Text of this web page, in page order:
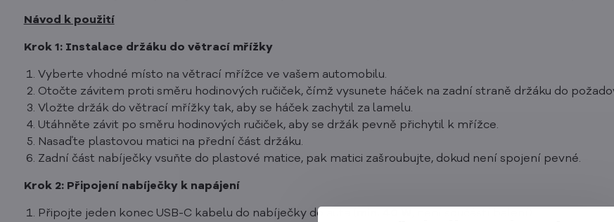
Návod k použití
Krok 1: Instalace držáku do větrací mřížky
Vyberte vhodné místo na větrací mřížce ve vašem automobilu.
Otočte závitem proti směru hodinových ručiček, čímž vysunete háček na zadní straně držáku do
Vložte držák do větrací mřížky tak, aby se háček zachytil za lamelu.
Utáhněte závit po směru hodinových ručiček, aby se držák pevně přichytil k mřížce.
Nasaďte plastovou matici na přední část držáku.
Zadní část nabíječky vsuňte do plastové matice, pak matici zašroubujte, dokud není spojení pevné.
Krok 2: Připojení nabíječky k napájení
Připojte jeden konec USB-C kabelu do nabíječky do auta (